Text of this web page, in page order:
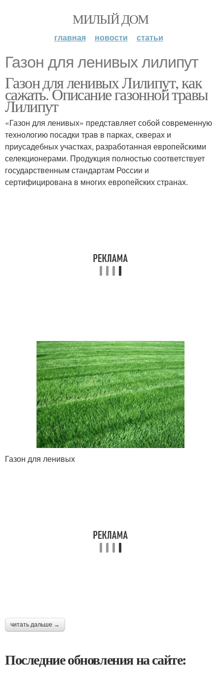
МИЛЫЙ ДОМ
главная новости статьи
Газон для ленивых лилипут
Газон для ленивых Лилипут, как
сажать. Описание газонной травы
Лилипут
«Газон для ленивых» представляет собой современную
технологию посадки трав в парках, скверах и
приусадебных участках, разработанная европейскими
селекционерами. Продукция полностью соответствует
государственным стандартам России и
сертифицирована в многих европейских странах.
Газон для ленивых
читать дальше →
Последние обновления на сайте: